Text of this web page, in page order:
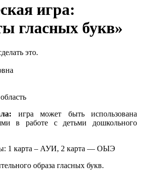
игра:
гласных букв»
это.
игра может быть использована
в работе с детьми дошкольного
1 карта – АУИ, 2 карта — ОЫЭ
образа гласных букв.